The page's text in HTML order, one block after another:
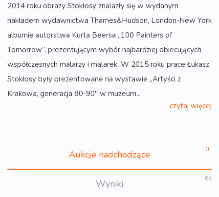
2014 roku obrazy Stokłosy znalazły się w wydanym
nakładem wydawnictwa Thames&Hudson, London-New York
albumie autorstwa Kurta Beersa „100 Painters of
Tomorrow”, prezentującym wybór najbardziej obiecujących
współczesnych malarzy i malarek. W 2015 roku prace Łukasz
Stokłosy były prezentowane na wystawie „Artyści z
Krakowa, generacja 80-90″ w muzeum...
czytaj więcej
Aukcje nadchodzące 0
Wyniki 64